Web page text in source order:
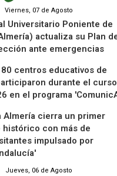
Viernes, 07 de Agosto
Universitario Poniente de
actualiza su Plan
ante emergencias
centros educativos de
durante el curso
en el programa
Almería cierra un primer
histórico con más de
impulsado por
Jueves, 06 de Agosto